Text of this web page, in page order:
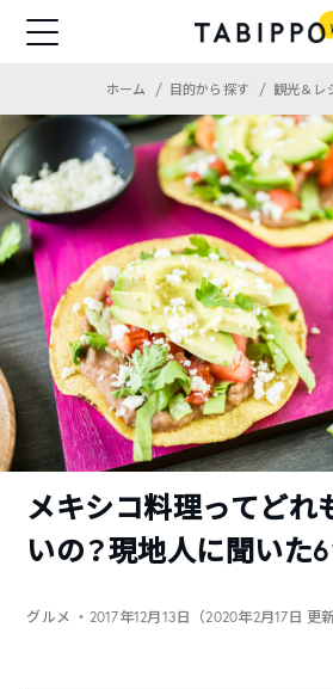
ホーム 目的から探す 観光＆レ
メキシコ料理ってどれ
いの？現地人に聞いた
グルメ ・2017年12月13日（2020年2月17日 更新